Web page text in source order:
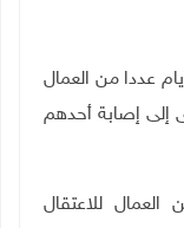
عددا من العمال
إلى إصابة أحدهم
للاعتقال